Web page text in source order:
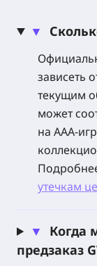
открытым
Вайс-Сити, а
Люсии в
созданной
проверяйте
получайте
появятся на
Grand Theft
▼
зависеть
текущим
может
на AAA-
утечкам
▼
Когда
предзаказ